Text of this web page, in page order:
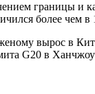
границы и
более чем в
вырос в
G20 в Ханчжоу